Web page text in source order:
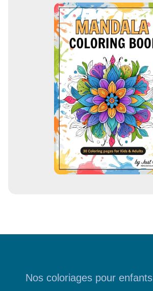
Nos coloriages pour enfants